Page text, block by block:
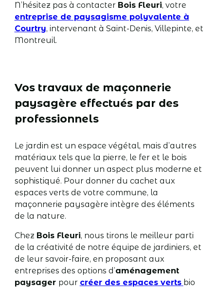
N’hésitez pas à contacter Bois Fleuri, votre
entreprise de paysagisme polyvalente à
Courtry, intervenant à Saint-Denis, Villepinte, et
Montreuil.
Vos travaux de maçonnerie
paysagère effectués par des
professionnels
Le jardin est un espace végétal, mais d’autres
matériaux tels que la pierre, le fer et le bois
peuvent lui donner un aspect plus moderne et
sophistiqué. Pour donner du cachet aux
espaces verts de votre commune, la
maçonnerie paysagère intègre des éléments
de la nature.
Chez Bois Fleuri, nous tirons le meilleur parti
de la créativité de notre équipe de jardiniers, et
de leur savoir-faire, en proposant aux
entreprises des options d’aménagement
paysager pour créer des espaces verts bio